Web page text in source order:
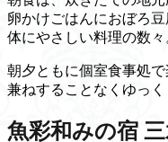
卵かけごはんにおぼろ
体にやさしい料理の数々
朝夕ともに個室食事処
兼ねすることなくゆっく
魚彩和みの宿